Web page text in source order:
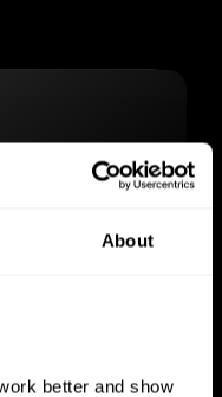
About
better and show